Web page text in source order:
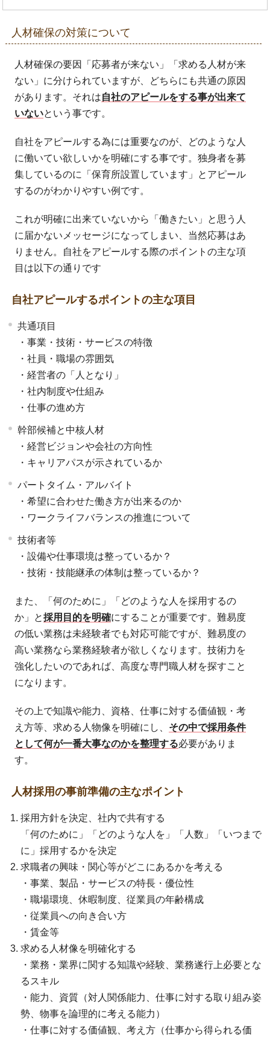
人材確保の対策について
人材確保の要因「応募者が来ない」「求める人材が来
ない」に分けられていますが、どちらにも共通の原因
があります。それは自社のアピールをする事が出来て
いないという事です。
自社をアピールする為には重要なのが、どのような人
に働いてい欲しいかを明確にする事です。独身者を募
集しているのに「保育所設置しています」とアピール
するのがわかりやすい例です。
これが明確に出来ていないから「働きたい」と思う人
に届かないメッセージになってしまい、当然応募はあ
りません。自社をアピールする際のポイントの主な項
目は以下の通りです
自社アピールするポイントの主な項目
共通項目
・事業・技術・サービスの特徴
・社員・職場の雰囲気
・経営者の「人となり」
・社内制度や仕組み
・仕事の進め方
幹部候補と中核人材
・経営ビジョンや会社の方向性
・キャリアパスが示されているか
パートタイム・アルバイト
・希望に合わせた働き方が出来るのか
・ワークライフバランスの推進について
技術者等
・設備や仕事環境は整っているか？
・技術・技能継承の体制は整っているか？
また、「何のために」「どのような人を採用するの
か」と採用目的を明確にすることが重要です。難易度
の低い業務は未経験者でも対応可能ですが、難易度の
高い業務なら業務経験者が欲しくなります。技術力を
強化したいのであれば、高度な専門職人材を探すこと
になります。
その上で知識や能力、資格、仕事に対する価値観・考
え方等、求める人物像を明確にし、 その中で採用条件
として何が一番大事なのかを整理する必要がありま
す。
人材採用の事前準備の主なポイント
採用方針を決定、社内で共有する
「何のために」「どのような人を」「人数」「いつまで
に」採用するかを決定
求職者の興味・関心等がどこにあるかを考える
・事業、製品・サービスの特長・優位性
・職場環境、休暇制度、従業員の年齢構成
・従業員への向き合い方
・賃金等
求める人材像を明確化する
・業務・業界に関する知識や経験、業務遂行上必要とな
るスキル
・能力、資質（対人関係能力、仕事に対する取り組み姿
勢、物事を論理的に考える能力）
・仕事に対する価値観、考え方（仕事から得られる価